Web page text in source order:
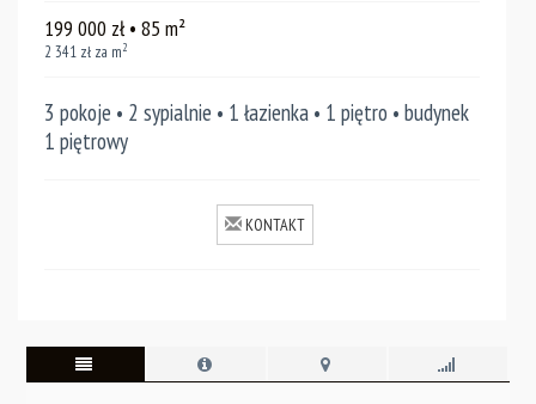
199 000 zł • 85 m²
2 341 zł za m2
3 pokoje • 2 sypialnie • 1 łazienka • 1 piętro • budynek
1 piętrowy
KONTAKT